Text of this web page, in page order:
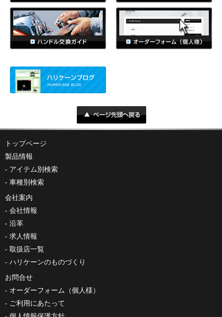
トップページ
製品情報
アイテム別検索
車種別検索
会社案内
会社情報
沿革
求人情報
取扱店一覧
ハリケーンのものづくり
お問合せ
オーダーフォーム（個人様）
ご利用にあたって